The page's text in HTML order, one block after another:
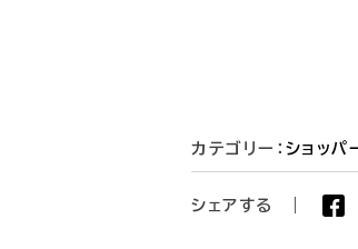
カテゴリー： ショッパ
シェアする